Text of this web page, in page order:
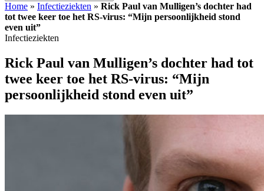
Home » Infectieziekten » Rick Paul van Mulligen’s dochter had
tot twee keer toe het RS-virus: “Mijn persoonlijkheid stond
even uit”
Infectieziekten
Rick Paul van Mulligen’s dochter had tot
twee keer toe het RS-virus: “Mijn
persoonlijkheid stond even uit”